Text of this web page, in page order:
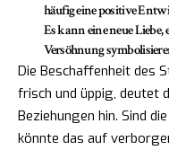
häufig eine positive
Es kann eine neue
Versöhnung
Die Beschaffenheit des
frisch und üppig, deutet
Beziehungen hin. Sind
könnte das auf